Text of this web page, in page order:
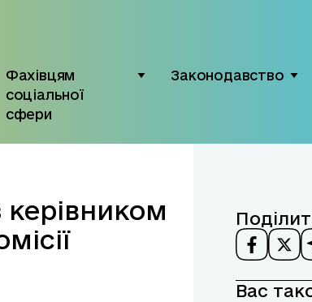
Фахівцям
соціальної
сфери
Законодавство
керівником
Вас